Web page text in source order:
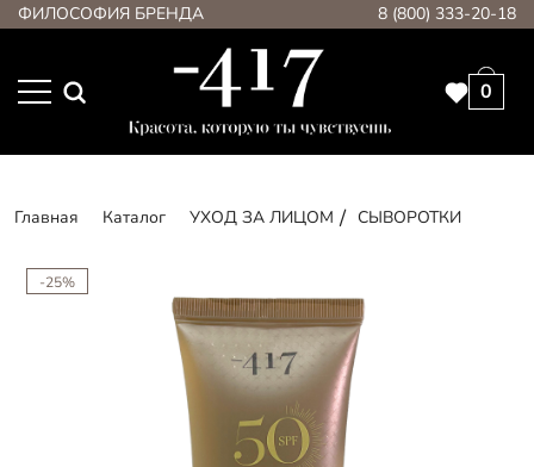
ФИЛОСОФИЯ БРЕНДА 8 (800) 333-20-18
0
Главная Каталог УХОД ЗА ЛИЦОМ СЫВОРОТКИ
-25%